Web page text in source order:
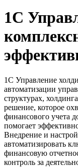
1С
1С Управление
автоматизации
структурах,
решение, которое
финансового учета
помогает
Внедрение и
автоматизировать
финансовую
контроль за